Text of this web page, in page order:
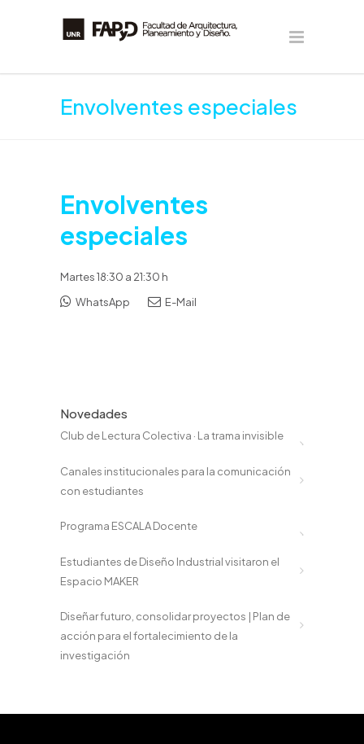
Envolventes especiales
Envolventes
especiales
Martes 18:30 a 21:30 h
WhatsApp
E-Mail
Novedades
Club de Lectura Colectiva · La trama invisible
Canales institucionales para la comunicación
con estudiantes
Programa ESCALA Docente
Estudiantes de Diseño Industrial visitaron el
Espacio MAKER
Diseñar futuro, consolidar proyectos | Plan de
acción para el fortalecimiento de la
investigación